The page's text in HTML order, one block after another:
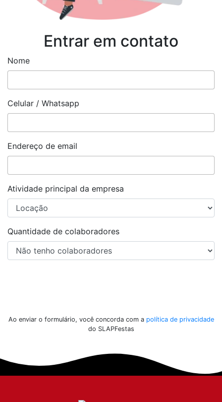
Entrar em contato
Nome
Celular / Whatsapp
Endereço de email
Atividade principal da empresa
Quantidade de colaboradores
Ao enviar o formulário, você concorda com a política de privacidade
do SLAPFestas